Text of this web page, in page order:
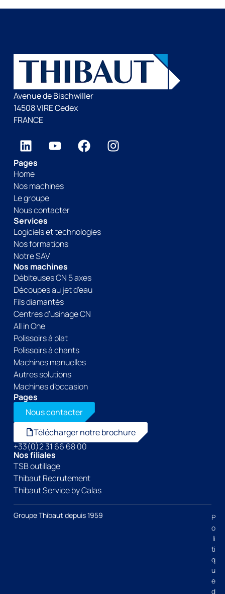
Avenue de Bischwiller
14508 VIRE Cedex
FRANCE
Pages
Home
Nos machines
Le groupe
Nous contacter
Services
Logiciels et technologies
Nos formations
Notre SAV
Nos machines
Débiteuses CN 5 axes
Découpes au jet d’eau
Fils diamantés
Centres d’usinage CN
All in One
Polissoirs à plat
Polissoirs à chants
Machines manuelles
Autres solutions
Machines d’occasion
Pages
Nous contacter
Télécharger notre brochure
+33(0)2 31 66 68 00
Nos filiales
TSB outillage
Thibaut Recrutement
Thibaut Service by Calas
Groupe Thibaut depuis 1959
P
o
li
ti
q
u
e
d